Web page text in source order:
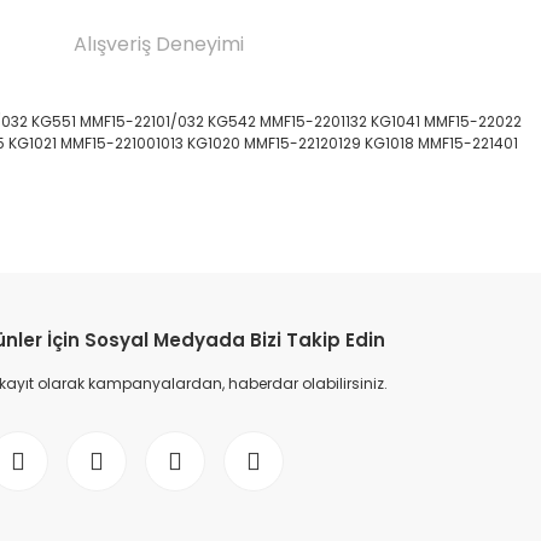
Alışveriş Deneyimi
MMF15-22101/032 KG542 MMF15-2201132 KG1041 MMF15-22022
MMF15-221001013 KG1020 MMF15-22120129 KG1018 MMF15-221401
İçin Sosyal Medyada Bizi Takip Edin
olarak kampanyalardan, haberdar olabilirsiniz.